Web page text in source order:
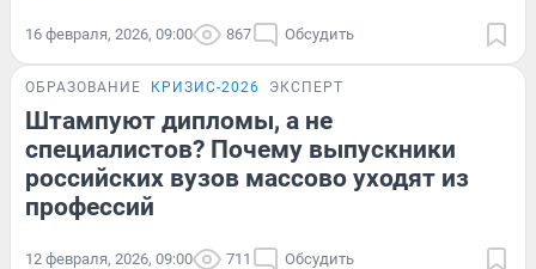
16 февраля, 2026, 09:00 867 Обсудить
ОБРАЗОВАНИЕ КРИЗИС-2026 ЭКСПЕРТ
Штампуют дипломы, а не
специалистов? Почему выпускники
российских вузов массово уходят из
профессий
12 февраля, 2026, 09:00 711 Обсудить